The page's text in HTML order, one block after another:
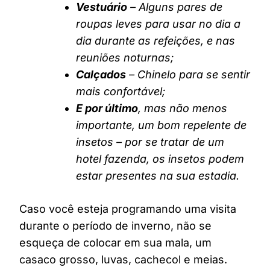
Vestuário – Alguns pares de
roupas leves para usar no dia a
dia durante as refeições, e nas
reuniões noturnas;
Calçados – Chinelo para se sentir
mais confortável;
E por último, mas não menos
importante, um bom repelente de
insetos – por se tratar de um
hotel fazenda, os insetos podem
estar presentes na sua estadia.
Caso você esteja programando uma visita
durante o período de inverno, não se
esqueça de colocar em sua mala, um
casaco grosso, luvas, cachecol e meias.